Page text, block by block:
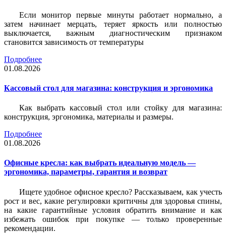
Если монитор первые минуты работает нормально, а
затем начинает мерцать, теряет яркость или полностью
выключается, важным диагностическим признаком
становится зависимость от температуры
Подробнее
01.08.2026
Кассовый стол для магазина: конструкция и эргономика
Как выбрать кассовый стол или стойку для магазина:
конструкция, эргономика, материалы и размеры.
Подробнее
01.08.2026
Офисные кресла: как выбрать идеальную модель —
эргономика, параметры, гарантия и возврат
Ищете удобное офисное кресло? Рассказываем, как учесть
рост и вес, какие регулировки критичны для здоровья спины,
на какие гарантийные условия обратить внимание и как
избежать ошибок при покупке — только проверенные
рекомендации.